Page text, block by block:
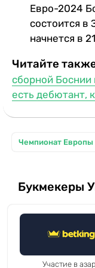
Евро-2024
состоится в
начнется в
Читайте
сборной Боснии
есть дебютант,
Чемпионат Европы
Букмекеры
Участие в